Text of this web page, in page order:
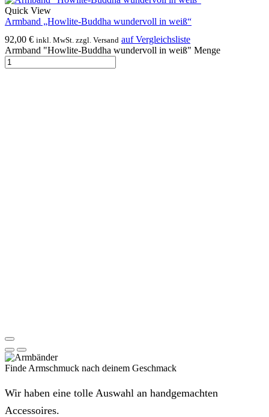
Quick View
Armband „Howlite-Buddha wundervoll in weiß“
92,00 € inkl. MwSt. zzgl. Versand auf Vergleichsliste
Armband "Howlite-Buddha wundervoll in weiß" Menge
Finde Armschmuck nach deinem Geschmack
Wir haben eine tolle Auswahl an handgemachten
Accessoires.